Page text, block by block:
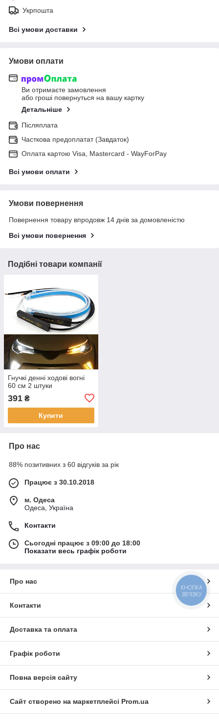
Укрпошта
Всі умови доставки
Умови оплати
Ви отримаєте замовлення
або гроші повернуться на вашу картку
Детальніше
Післяплата
Часткова предоплатат (Завдаток)
Оплата картою Visa, Mastercard - WayForPay
Всі умови оплати
Умови повернення
Повернення товару впродовж 14 днів за домовленістю
Всі умови повернення
Подібні товари компанії
Гнучкі денні ходові вогні
60 см 2 штуки
391 ₴
Купити
Про нас
88% позитивних з 60 відгуків за рік
Працює з 30.10.2018
м. Одеса
Одеса, Україна
Контакти
Сьогодні працює з 09:00 до 18:00
Показати весь графік роботи
Про нас
Контакти
Доставка та оплата
Графік роботи
Повна версія сайту
Сайт створено на маркетплейсі Prom.ua
КНОПКА
ЗВ'ЯЗКУ